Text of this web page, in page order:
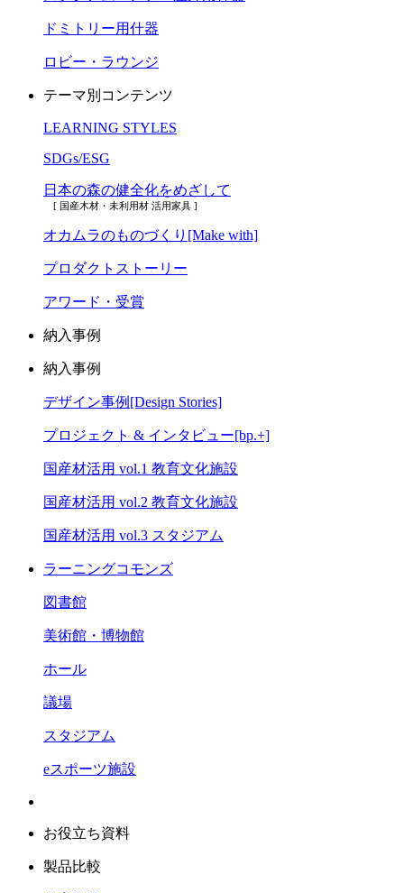
ドミトリー用什器
ロビー・ラウンジ
テーマ別コンテンツ
LEARNING STYLES
SDGs/ESG
日本の森の健全化をめざして
[ 国産木材・未利用材 活用家具 ]
オカムラのものづくり[Make with]
プロダクトストーリー
アワード・受賞
納入事例
納入事例
デザイン事例[Design Stories]
プロジェクト & インタビュー[bp.+]
国産材活用 vol.1 教育文化施設
国産材活用 vol.2 教育文化施設
国産材活用 vol.3 スタジアム
ラーニングコモンズ
図書館
美術館・博物館
ホール
議場
スタジアム
eスポーツ施設
お役立ち資料
製品比較